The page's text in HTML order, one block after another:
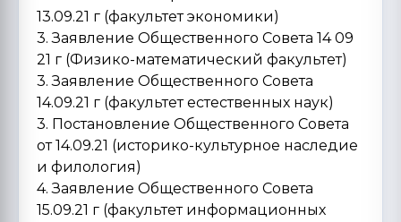
13.09.21 г (факультет экономики)
3. Заявление Общественного Совета 14 09
21 г (Физико-математический факультет)
3. Заявление Общественного Совета
14.09.21 г (факультет естественных наук)
3. Постановление Общественного Совета
от 14.09.21 (историко-культурное наследие
и филология)
4. Заявление Общественного Совета
15.09.21 г (факультет информационных